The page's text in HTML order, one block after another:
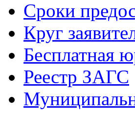
Сроки
Круг
Бесплатная
Реестр ЗАГС